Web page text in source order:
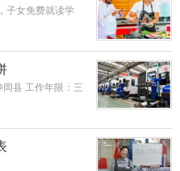
子女免费就读学
县 工作年限：三